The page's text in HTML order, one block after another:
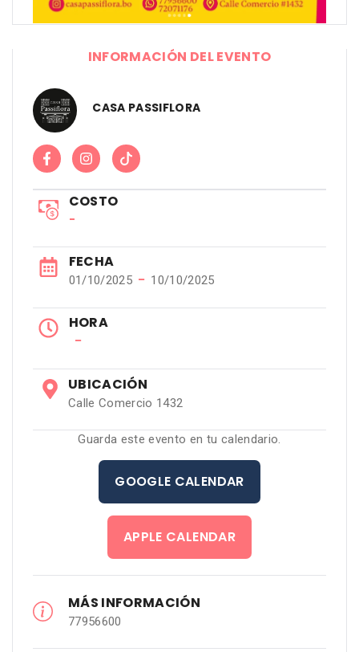
INFORMACIÓN DEL EVENTO
CASA PASSIFLORA
COSTO
-
FECHA
01/10/2025 − 10/10/2025
HORA
−
UBICACIÓN
Calle Comercio 1432
Guarda este evento en tu calendario.
GOOGLE CALENDAR
APPLE CALENDAR
MÁS INFORMACIÓN
77956600